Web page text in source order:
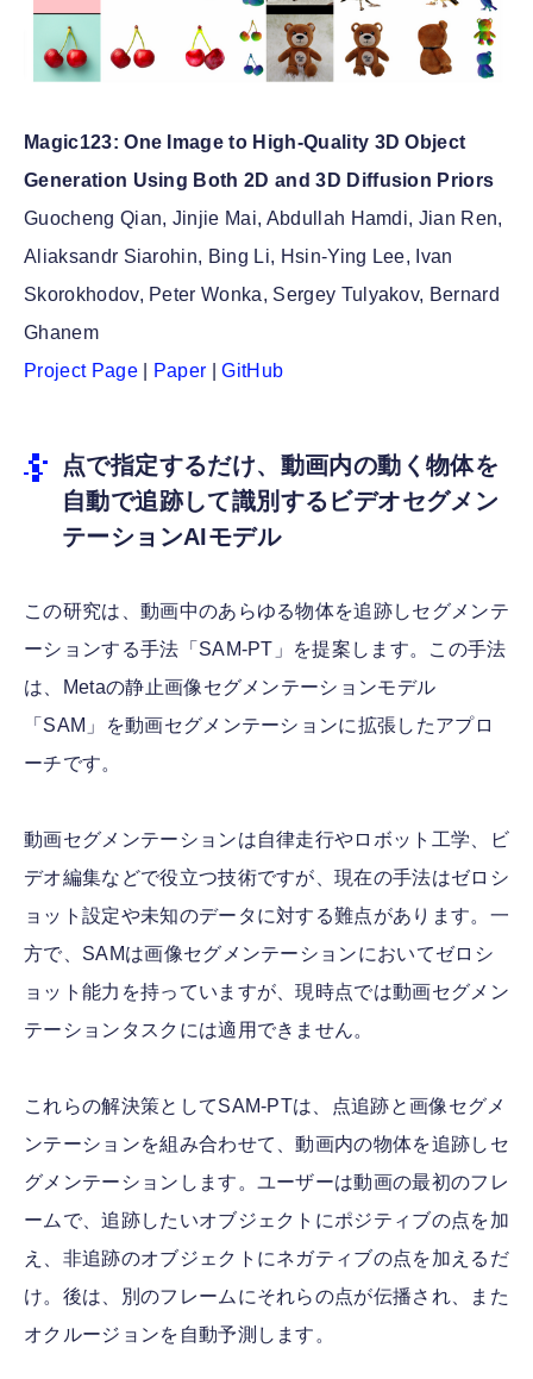
Magic123: One Image to High-Quality 3D Object
Generation Using Both 2D and 3D Diffusion Priors
Guocheng Qian, Jinjie Mai, Abdullah Hamdi, Jian Ren,
Aliaksandr Siarohin, Bing Li, Hsin-Ying Lee, Ivan
Skorokhodov, Peter Wonka, Sergey Tulyakov, Bernard
Ghanem
Project Page| Paper |GitHub
点で指定するだけ、動画内の動く物体を
自動で追跡して識別するビデオセグメン
テーションAIモデル
この研究は、動画中のあらゆる物体を追跡しセグメンテ
ーションする手法「SAM-PT」を提案します。この手法
は、Metaの静止画像セグメンテーションモデル
「SAM」を動画セグメンテーションに拡張したアプロ
ーチです。
動画セグメンテーションは自律走行やロボット工学、ビ
デオ編集などで役立つ技術ですが、現在の手法はゼロシ
ョット設定や未知のデータに対する難点があります。一
方で、SAMは画像セグメンテーションにおいてゼロシ
ョット能力を持っていますが、現時点では動画セグメン
テーションタスクには適用できません。
これらの解決策としてSAM-PTは、点追跡と画像セグメ
ンテーションを組み合わせて、動画内の物体を追跡しセ
グメンテーションします。ユーザーは動画の最初のフレ
ームで、追跡したいオブジェクトにポジティブの点を加
え、非追跡のオブジェクトにネガティブの点を加えるだ
け。後は、別のフレームにそれらの点が伝播され、また
オクルージョンを自動予測します。